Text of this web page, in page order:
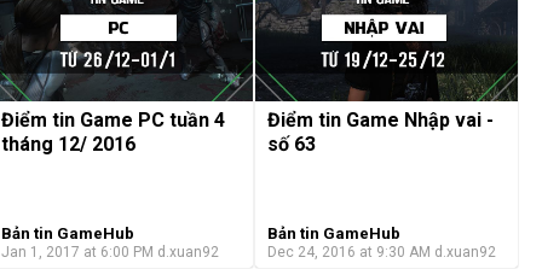
Điểm tin Game PC tuần 4
tháng 12/ 2016
Bản tin GameHub
Jan 1, 2017 at 6:00 PM d.xuan92
Điểm tin Game Nhập vai -
số 63
Bản tin GameHub
Dec 24, 2016 at 9:30 AM d.xuan92